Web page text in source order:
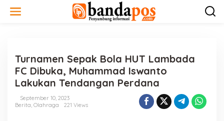
Turnamen Sepak Bola HUT Lambada
FC Dibuka, Muhammad Iswanto
Lakukan Tendangan Perdana
September 10, 2023
Berita, Olahraga 221 Views